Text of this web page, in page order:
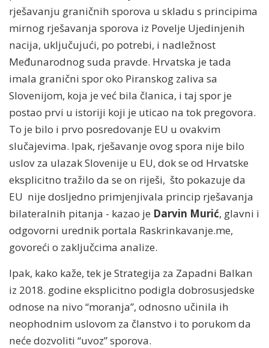
rješavanju graničnih sporova u skladu s principima
mirnog rješavanja sporova iz Povelje Ujedinjenih
nacija, uključujući, po potrebi, i nadležnost
Međunarodnog suda pravde. Hrvatska je tada
imala granični spor oko Piranskog zaliva sa
Slovenijom, koja je već bila članica, i taj spor je
postao prvi u istoriji koji je uticao na tok pregovora.
To je bilo i prvo posredovanje EU u ovakvim
slučajevima. Ipak, rješavanje ovog spora nije bilo
uslov za ulazak Slovenije u EU, dok se od Hrvatske
eksplicitno tražilo da se on riješi, što pokazuje da
EU nije dosljedno primjenjivala princip rješavanja
bilateralnih pitanja - kazao je Darvin Murić, glavni i
odgovorni urednik portala Raskrinkavanje.me,
govoreći o zaključcima analize.
Ipak, kako kaže, tek je Strategija za Zapadni Balkan
iz 2018. godine eksplicitno podigla dobrosusjedske
odnose na nivo “moranja”, odnosno učinila ih
neophodnim uslovom za članstvo i to porukom da
neće dozvoliti “uvoz” sporova.